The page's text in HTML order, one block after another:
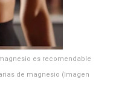
es recomendable
de magnesio (Imagen